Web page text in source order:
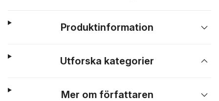
Produktinformation
Utforska kategorier
Mer om författaren